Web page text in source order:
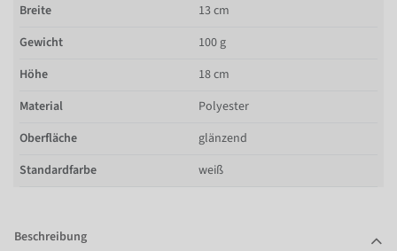
Breite
13 cm
Gewicht
100 g
Höhe
18 cm
Material
Polyester
Oberfläche
glänzend
Standardfarbe
weiß
Beschreibung